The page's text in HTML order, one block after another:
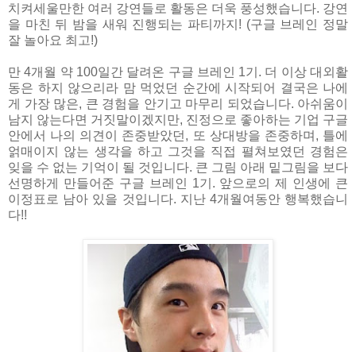
치켜세울만한 여러 강연들로 활동은 더욱 풍성했습니다. 강연
을 마친 뒤 밤을 새워 진행되는 파티까지! (구글 브레인 정말
잘 놀아요 최고!)
만 4개월 약 100일간 달려온 구글 브레인 1기. 더 이상 대외활
동은 하지 않으리라 맘 먹었던 순간에 시작되어 결국은 나에
게 가장 많은, 큰 경험을 안기고 마무리 되었습니다. 아쉬움이
남지 않는다면 거짓말이겠지만, 진정으로 좋아하는 기업 구글
안에서 나의 의견이 존중받았던, 또 상대방을 존중하며, 틀에
얽매이지 않는 생각을 하고 그것을 직접 펼쳐보였던 경험은
잊을 수 없는 기억이 될 것입니다. 큰 그림 아래 밑그림을 보다
선명하게 만들어준 구글 브레인 1기. 앞으로의 제 인생에 큰
이정표로 남아 있을 것입니다. 지난 4개월여동안 행복했습니
다!!